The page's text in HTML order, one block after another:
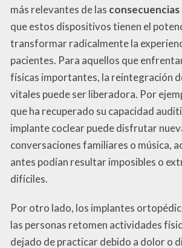
más relevantes de las
que estos dispositivos tienen el
transformar radicalmente la
pacientes. Para aquellos que
físicas importantes, la reintegración
vitales puede ser liberadora. Por
que ha recuperado su capacidad
implante coclear puede disfrutar
conversaciones familiares o música,
antes podían resultar imposibles o
difíciles.
Por otro lado, los implantes
las personas retomen actividades
dejado de practicar debido a dolor o